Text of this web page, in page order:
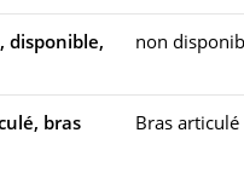
disponible,
non
bras
Bras articulé